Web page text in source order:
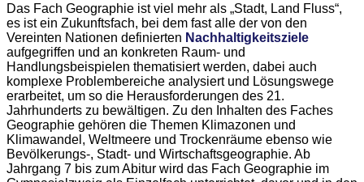
Das Fach Geographie ist viel mehr als „Stadt, Land Fluss“,
es ist ein Zukunftsfach, bei dem fast alle der von den
Vereinten Nationen definierten Nachhaltigkeitsziele
aufgegriffen und an konkreten Raum- und
Handlungsbeispielen thematisiert werden, dabei auch
komplexe Problem­bereiche analysiert und Lösungs­wege
erarbeitet, um so die Heraus­forderungen des 21.
Jahrhunderts zu bewältigen. Zu den Inhalten des Faches
Geographie gehören die Themen Klimazonen und
Klimawandel, Weltmeere und Trockenräume ebenso wie
Bevölkerungs-, Stadt- und Wirtschaftsgeographie. Ab
Jahrgang 7 bis zum Abitur wird das Fach Geographie im